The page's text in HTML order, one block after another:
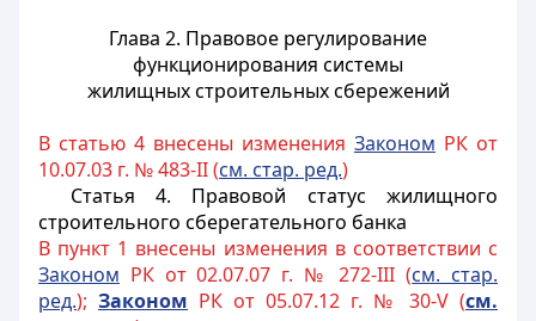
Глава 2. Правовое регулирование
функционирования системы
жилищных строительных сбережений
В статью 4 внесены изменения Законом РК от
10.07.03 г. № 483-II (см. стар. ред.)
Статья 4. Правовой статус жилищного
строительного сберегательного банка
В пункт 1 внесены изменения в соответствии с
Законом РК от 02.07.07 г. № 272-III (см. стар.
ред.); Законом РК от 05.07.12 г. № 30-V (см.